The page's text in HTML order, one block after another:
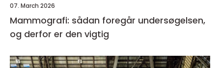
07. March 2026
Mammografi: sådan foregår undersøgelsen,
og derfor er den vigtig